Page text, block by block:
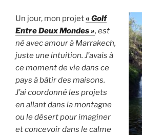
Un jour, mon projet« Golf
Entre Deux Mondes », est
né avec amour à Marrakech,
juste une intuition. J’avais à
ce moment de vie dans ce
pays à bâtir des maisons.
J’ai coordonné les projets
en allant dans la montagne
ou le désert pour imaginer
et concevoirdans le calme